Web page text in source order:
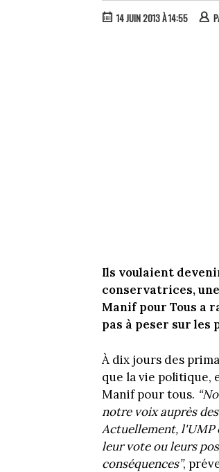
14 JUIN 2013 À 14:55
Ils voulaient
conservatrices,
Manif pour Tous a
pas à peser sur
À dix jours des
que la vie politique,
Manif pour tous.
notre voix auprès
Actuellement, l'UMP
leur vote ou leurs
conséquences”,